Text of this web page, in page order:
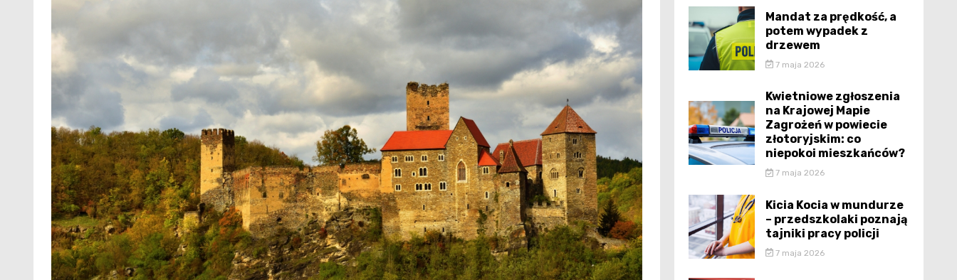
Mandat za prędkość, a
potem wypadek z
drzewem
7 maja 2026
Kwietniowe zgłoszenia
na Krajowej Mapie
Zagrożeń w powiecie
złotoryjskim: co
niepokoi mieszkańców?
7 maja 2026
Kicia Kocia w mundurze
– przedszkolaki poznają
tajniki pracy policji
7 maja 2026